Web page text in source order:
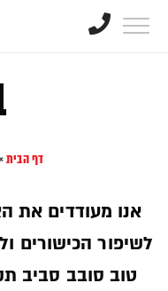
דף הבית
אנו מעודדים את
לשיפור הכישורים
טוב סובב סביב